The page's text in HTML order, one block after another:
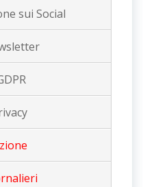
sui Social